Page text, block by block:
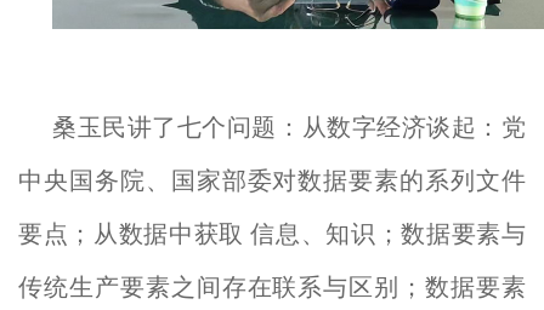
桑玉民讲了七个问题：从数字经济谈起：党
中央国务院、国家部委对数据要素的系列文件
要点；从数据中获取 信息、知识；数据要素与
传统生产要素之间存在联系与区别；数据要素